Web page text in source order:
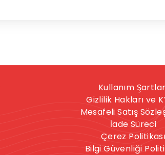
Kullanım
Gizlilik Hakları ve
Mesafeli Satış
İade Süreci
Çerez Politikası
Bilgi Güvenliği